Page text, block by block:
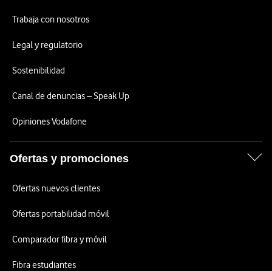
Trabaja con nosotros
Legal y regulatorio
Sostenibilidad
Canal de denuncias – Speak Up
Opiniones Vodafone
Ofertas y promociones
Ofertas nuevos clientes
Ofertas portabilidad móvil
Comparador fibra y móvil
Fibra estudiantes